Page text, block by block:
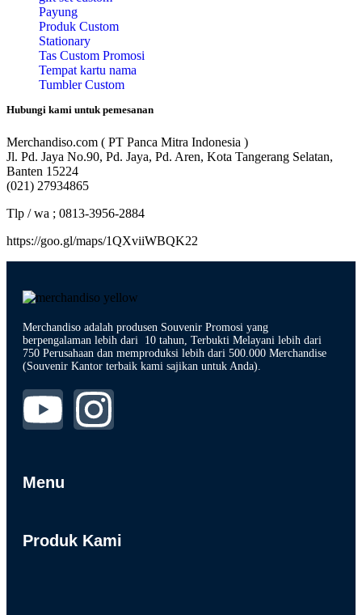
Payung
Produk Custom
Stationary
Tas Custom Promosi
Tempat kartu nama
Tumbler Custom
Hubungi kami untuk pemesanan
Merchandiso.com ( PT Panca Mitra Indonesia )
Jl. Pd. Jaya No.90, Pd. Jaya, Pd. Aren, Kota Tangerang Selatan,
Banten 15224
(021) 27934865
Tlp / wa ; 0813-3956-2884
https://goo.gl/maps/1QXviiWBQK22
Merchandiso adalah produsen Souvenir Promosi yang
berpengalaman lebih dari 10 tahun, Terbukti Melayani lebih dari
750 Perusahaan dan memproduksi lebih dari 500.000 Merchandise
(Souvenir Kantor terbaik kami sajikan untuk Anda).
Menu
Produk Kami